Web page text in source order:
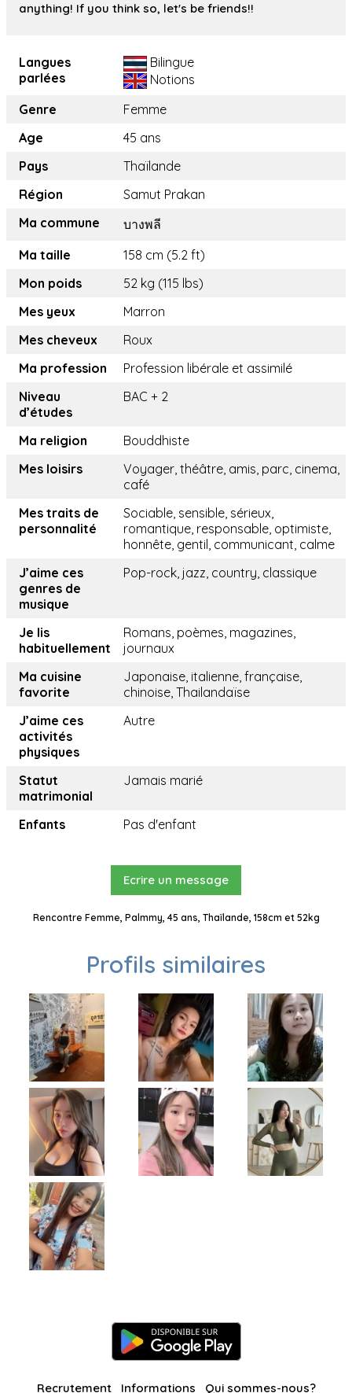
anything! If you think so, let's be friends!!
Langues
parlées
Bilingue
Notions
Genre
Femme
Age
45 ans
Pays
Thaïlande
Région
Samut Prakan
Ma commune
บางพลี
Ma taille
158 cm (5.2 ft)
Mon poids
52 kg (115 lbs)
Mes yeux
Marron
Mes cheveux
Roux
Ma profession
Profession libérale et assimilé
Niveau
d’études
BAC + 2
Ma religion
Bouddhiste
Mes loisirs
Voyager, théâtre, amis, parc, cinema,
café
Mes traits de
personnalité
Sociable, sensible, sérieux,
romantique, responsable, optimiste,
honnête, gentil, communicant, calme
J’aime ces
genres de
musique
Pop-rock, jazz, country, classique
Je lis
habituellement
Romans, poèmes, magazines,
journaux
Ma cuisine
favorite
Japonaise, italienne, française,
chinoise, Thailandaïse
J’aime ces
activités
physiques
Autre
Statut
matrimonial
Jamais marié
Enfants Pas d'enfant
Ecrire un message
Rencontre Femme, Palmmy, 45 ans, Thaïlande, 158cm et 52kg
Profils similaires
Recrutement Informations Qui sommes-nous?